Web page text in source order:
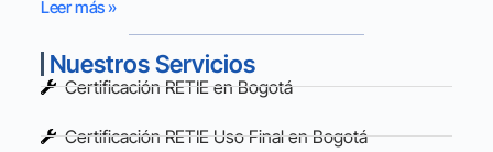
Leer más »
Nuestros Servicios
Certificación RETIE en Bogotá
Certificación RETIE Uso Final en Bogotá